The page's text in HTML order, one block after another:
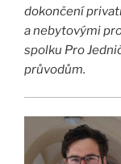
dokončení
a nebytovými
spolku Pro
průvodům.